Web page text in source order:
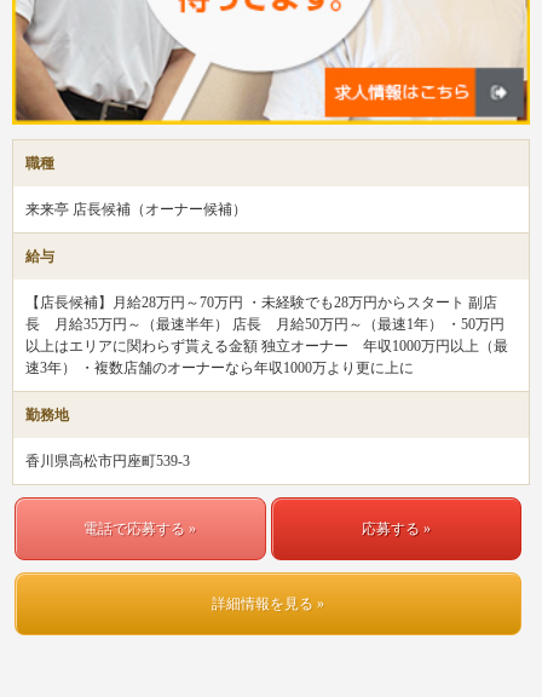
職種
来来亭 店長候補（オーナー候補）
給与
【店長候補】月給28万円～70万円 ・未経験でも28万円からスタート 副店
長 月給35万円～（最速半年） 店長 月給50万円～（最速1年） ・50万円
以上はエリアに関わらず貰える金額 独立オーナー 年収1000万円以上（最
速3年） ・複数店舗のオーナーなら年収1000万より更に上に
勤務地
香川県高松市円座町539-3
電話で応募する » 応募する »
詳細情報を見る »